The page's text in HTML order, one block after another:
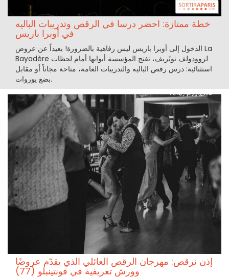
خطة ممتازة: احضر درسا في الرقص وتدريبات الباليه
في أوبرا باريس
الدخول إلى أوبرا باريس ليس رفاهية بالضرورة! بعيداً عن عروض La
Bayadère لروودولف نويّريف، تفتح المؤسسة أبوابها أمام لحظات
استثنائية: درس رقص الباليه والتدريبات العامة، متاحة مجاناً أو مقابل
بضع يوروات.
إذن نرقص: مهرجان الرقص العائلي الذي يقدّم عروضًا
وورش تعريفية في فونتينبلو (77)